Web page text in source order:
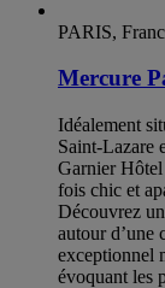
PARIS,
Mercure
Idéalement
Saint-Lazare
Garnier Hôtel
fois chic et
Découvrez
autour d’une
exceptionnel
évoquant les